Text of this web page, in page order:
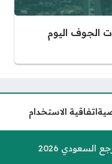
الجوف اليوم
اتفاقية الاستخدام
2026
الذوق العام في
معرفتها